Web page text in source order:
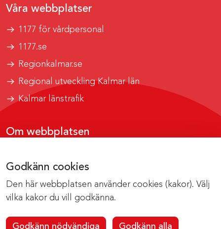
Godkänn cookies
Den här webbplatsen använder cookies (kakor). Välj
vilka kakor du vill godkänna.
Godkänn nödvändiga Godkänn alla
Våra webbplatser
1177 för vårdpersonal
1177.se
Regionkalmar.se
Regional utveckling Kalmar län
Kalmar länstrafik
Om webbplatsen
Om cookies
Kontakta webbredaktionen